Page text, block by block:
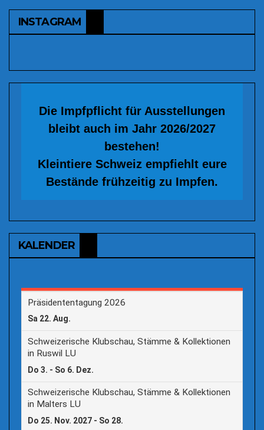
INSTAGRAM
Die Impfpflicht für Ausstellungen
bleibt auch im Jahr 2026/2027
bestehen!
Kleintiere Schweiz empfiehlt eure
Bestände frühzeitig zu Impfen.
KALENDER